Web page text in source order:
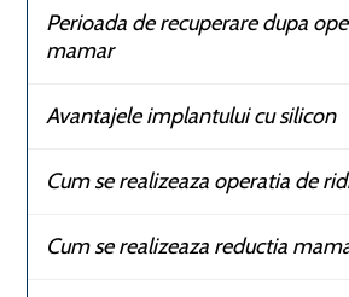
Perioada de recuperare dupa
mamar
Avantajele implantului cu silicon
Cum se realizeaza operatia de
Cum se realizeaza reductia